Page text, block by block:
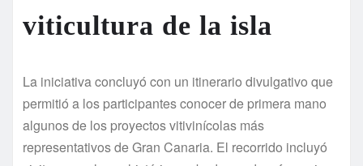
viticultura de la isla
La iniciativa concluyó con un itinerario divulgativo que
permitió a los participantes conocer de primera mano
algunos de los proyectos vitivinícolas más
representativos de Gran Canaria. El recorrido incluyó